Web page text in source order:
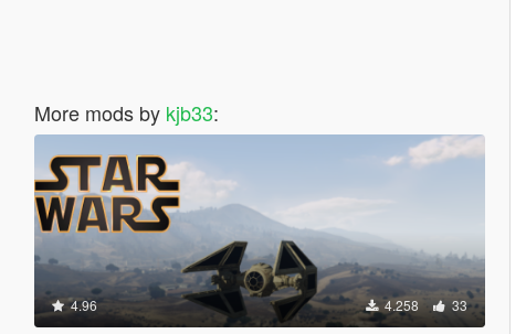
More mods by kjb33:
4.96 4.258 33